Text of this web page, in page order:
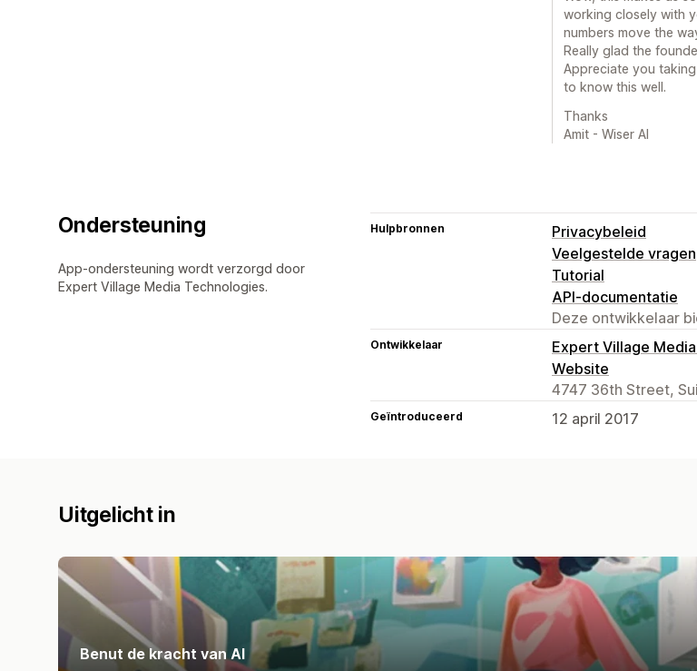
working closely with
numbers move the
Really glad the
Appreciate you
to know this well.
Thanks
Amit - Wiser AI
Ondersteuning
App-ondersteuning wordt verzorgd door
Expert Village Media Technologies.
Hulpbronnen
Privacybeleid
Veelgestelde vragen
Tutorial
API-documentatie
Deze ontwikkelaar
Ontwikkelaar
Expert Village
Website
4747 36th Street,
Geïntroduceerd 12 april 2017
Uitgelicht in
Benut de kracht van AI